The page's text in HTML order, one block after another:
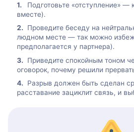
Подготовьте «отступление» —
вместе).
Проведите беседу на
людном месте — так можно
предполагается у партнера).
Приведите спокойным тоном
оговорок, почему решили
Разрыв должен быть сделан
расставание зациклит связь, и